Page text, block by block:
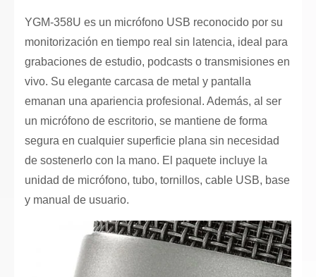
YGM-358U es un micrófono USB reconocido por su
monitorización en tiempo real sin latencia, ideal para
grabaciones de estudio, podcasts o transmisiones en
vivo. Su elegante carcasa de metal y pantalla
emanan una apariencia profesional. Además, al ser
un micrófono de escritorio, se mantiene de forma
segura en cualquier superficie plana sin necesidad
de sostenerlo con la mano. El paquete incluye la
unidad de micrófono, tubo, tornillos, cable USB, base
y manual de usuario.